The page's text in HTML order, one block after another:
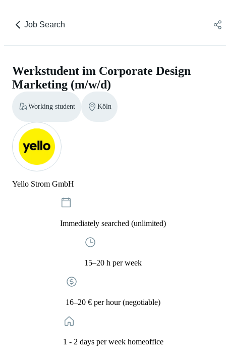
Job Search
Werkstudent im Corporate Design
Marketing (m/w/d)
Working student Köln
Yello Strom GmbH
Immediately searched (unlimited)
15–20 h per week
16–20 € per hour (negotiable)
1 - 2 days per week homeoffice